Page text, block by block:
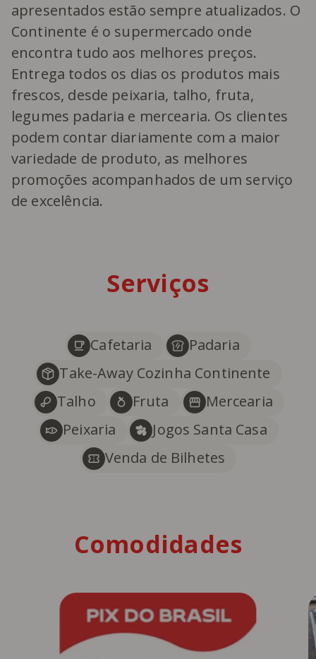
apresentados estão sempre atualizados. O
Continente é o supermercado onde
encontra tudo aos melhores preços.
Entrega todos os dias os produtos mais
frescos, desde peixaria, talho, fruta,
legumes padaria e mercearia. Os clientes
podem contar diariamente com a maior
variedade de produto, as melhores
promoções acompanhados de um serviço
de excelência.
Serviços
Cafetaria
Padaria
Take-Away Cozinha Continente
Talho
Fruta
Mercearia
Peixaria
Jogos Santa Casa
Venda de Bilhetes
Comodidades